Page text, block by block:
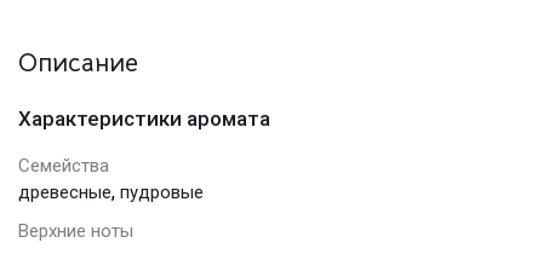
Описание
Характеристики аромата
Семейства
древесные, пудровые
Верхние ноты